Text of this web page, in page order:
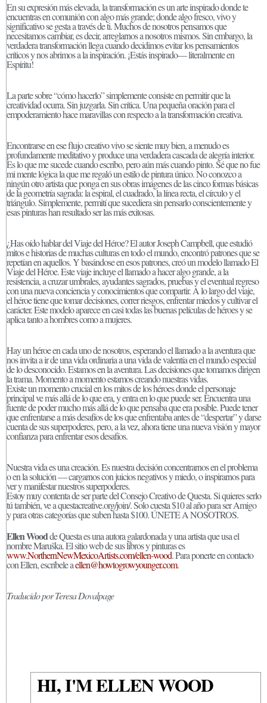
En su expresión más elevada, la transformación es un arte inspirado donde te
encuentras en comunión con algo más grande; donde algo fresco, vivo y
significativo se gesta a través de ti. Muchos de nosotros pensamos que
necesitamos cambiar, es decir, arreglarnos a nosotros mismos. Sin embargo, la
verdadera transformación llega cuando decidimos evitar los pensamientos
críticos y nos abrimos a la inspiración. ¡Estás inspirado— literalmente en
Espíritu!
La parte sobre “cómo hacerlo” simplemente consiste en permitir que la
creatividad ocurra. Sin juzgarla. Sin crítica. Una pequeña oración para el
empoderamiento hace maravillas con respecto a la transformación creativa.
Encontrarse en ese flujo creativo vivo se siente muy bien, a menudo es
profundamente meditativo y produce una verdadera cascada de alegría interior.
Es lo que me sucede cuando escribo, pero aún más cuando pinto. Sé que no fue
mi mente lógica la que me regaló un estilo de pintura único. No conozco a
ningún otro artista que ponga en sus obras imágenes de las cinco formas básicas
de la geometría sagrada: la espiral, el cuadrado, la línea recta, el círculo y el
triángulo. Simplemente, permití que sucediera sin pensarlo conscientemente y
esas pinturas han resultado ser las más exitosas.
¿Has oído hablar del Viaje del Héroe? El autor Joseph Campbell, que estudió
mitos e historias de muchas culturas en todo el mundo, encontró patrones que se
repetían en aquellos. Y basándose en esos patrones, creó un modelo llamado El
Viaje del Héroe. Este viaje incluye el llamado a hacer algo grande, a la
resistencia, a cruzar umbrales, ayudantes sagrados, pruebas y el eventual regreso
con una nueva conciencia y conocimientos que compartir. A lo largo del viaje,
el héroe tiene que tomar decisiones, correr riesgos, enfrentar miedos y cultivar el
carácter. Este modelo aparece en casi todas las buenas películas de héroes y se
aplica tanto a hombres como a mujeres.
Hay un héroe en cada uno de nosotros, esperando el llamado a la aventura que
nos invita a ir de una vida ordinaria a una vida de valentía en el mundo especial
de lo desconocido. Estamos en la aventura. Las decisiones que tomamos dirigen
la trama. Momento a momento estamos creando nuestras vidas.
Existe un momento crucial en los mitos de los héroes donde el personaje
principal ve más allá de lo que era, y entra en lo que puede ser. Encuentra una
fuente de poder mucho más allá de lo que pensaba que era posible. Puede tener
que enfrentarse a más desafíos de los que enfrentaba antes de “despertar” y darse
cuenta de sus superpoderes, pero, a la vez, ahora tiene una nueva visión y mayor
confianza para enfrentar esos desafíos.
Nuestra vida es una creación. Es nuestra decisión concentrarnos en el problema
o en la solución — cargarnos con juicios negativos y miedo, o inspirarnos para
ver y manifestar nuestros superpoderes.
Estoy muy contenta de ser parte del Consejo Creativo de Questa. Si quieres serlo
tú también, ve a questacreative.org/join/. Solo cuesta $10 al año para ser Amigo
y para otras categorías que suben hasta $100. ÚNETE A NOSOTROS.
Ellen Woodde Questa es una autora galardonada y una artista que usa el
nombre Maruška. El sitio web de sus libros y pinturas es
www.NorthernNewMexicoArtists.com/ellen-wood. Para ponerte en contacto
con Ellen, escríbele aellen@howtogrowyounger.com.
Traducido por Teresa Dovalpage
HI, I'M ELLEN WOOD